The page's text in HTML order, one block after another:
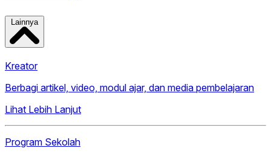
Lainnya
Kreator
Berbagi artikel, video, modul ajar, dan media pembelajaran
Lihat Lebih Lanjut
Program Sekolah